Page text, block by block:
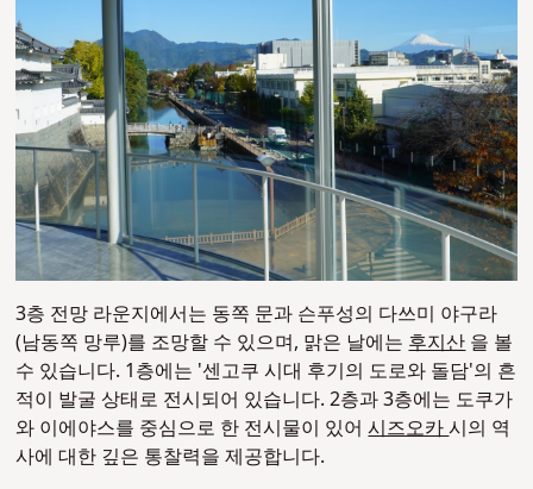
3층 전망 라운지에서는 동쪽 문과 슨푸성의 다쓰미 야구라
(남동쪽 망루)를 조망할 수 있으며, 맑은 날에는후지산을 볼
수 있습니다. 1층에는 '센고쿠 시대 후기의 도로와 돌담'의 흔
적이 발굴 상태로 전시되어 있습니다. 2층과 3층에는 도쿠가
와 이에야스를 중심으로 한 전시물이 있어시즈오카시의 역
사에 대한 깊은 통찰력을 제공합니다.